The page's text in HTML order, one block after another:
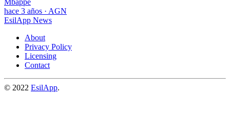
hace 3 años · AGN
EsilApp News
About
Privacy Policy
Licensing
Contact
© 2022 EsilApp.